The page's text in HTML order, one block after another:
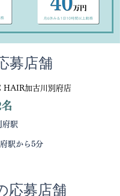
募店舗
HAIR加古川別府店
府駅
駅から5分
応募店舗